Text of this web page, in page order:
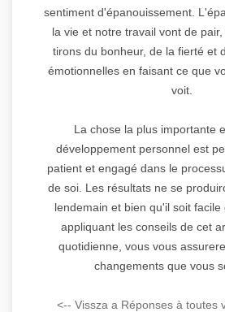
sentiment d'épanouissement.
la vie et notre travail vont de
tirons du bonheur, de la fierté et
émotionnelles en faisant ce que
voit.
La chose la plus importante
développement personnel est
patient et engagé dans le
de soi. Les résultats ne se
lendemain et bien qu'il soit
appliquant les conseils de cet
quotidienne, vous vous
changements que vous
<-- Vissza a Réponses à toutes